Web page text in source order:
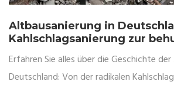
Altbausanierung in
Kahlschlagsanierung zur
Erfahren Sie alles über die Geschichte
Deutschland: Von der radikalen